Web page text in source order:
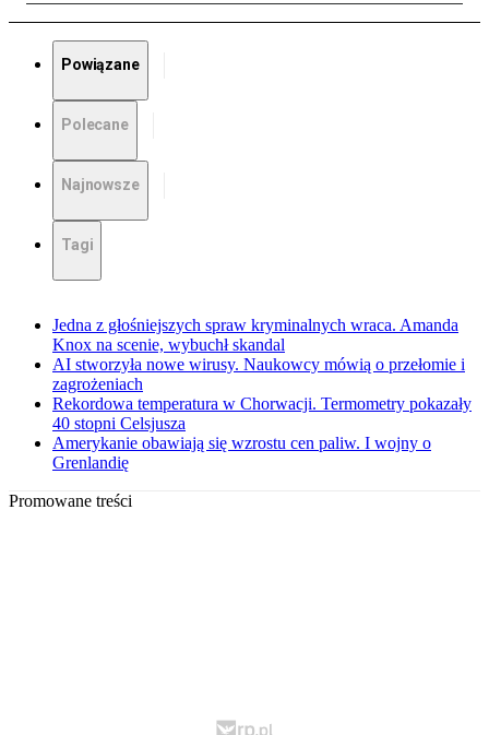
Powiązane
Polecane
Najnowsze
Tagi
Jedna z głośniejszych spraw kryminalnych wraca. Amanda
Knox na scenie, wybuchł skandal
AI stworzyła nowe wirusy. Naukowcy mówią o przełomie i
zagrożeniach
Rekordowa temperatura w Chorwacji. Termometry pokazały
40 stopni Celsjusza
Amerykanie obawiają się wzrostu cen paliw. I wojny o
Grenlandię
Promowane treści